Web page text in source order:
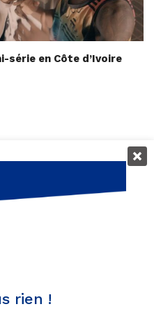
série en Côte d’Ivoire
0:29
pour son message sur
rien !